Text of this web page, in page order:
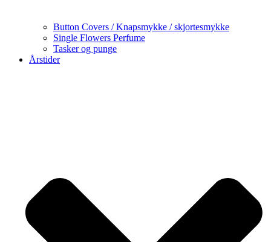
Button Covers / Knapsmykke / skjortesmykke
Single Flowers Perfume
Tasker og punge
Årstider